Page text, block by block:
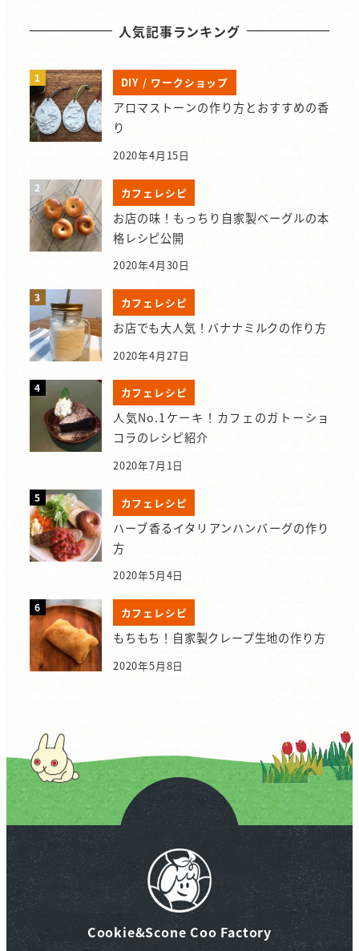
人気記事ランキング
DIY / ワークショップ
アロマストーンの作り方とおすすめの香
り
2020年4月15日
カフェレシピ
お店の味！もっちり自家製ベーグルの本
格レシピ公開
2020年4月30日
カフェレシピ
お店でも大人気！バナナミルクの作り方
2020年4月27日
カフェレシピ
人気No.1ケーキ！カフェのガトーショ
コラのレシピ紹介
2020年7月1日
カフェレシピ
ハーブ香るイタリアンハンバーグの作り
方
2020年5月4日
カフェレシピ
もちもち！自家製クレープ生地の作り方
2020年5月8日
Cookie&Scone Coo Factory